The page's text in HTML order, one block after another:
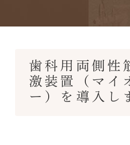
歯科用両側性
激装置（マイ
ー）を導入し